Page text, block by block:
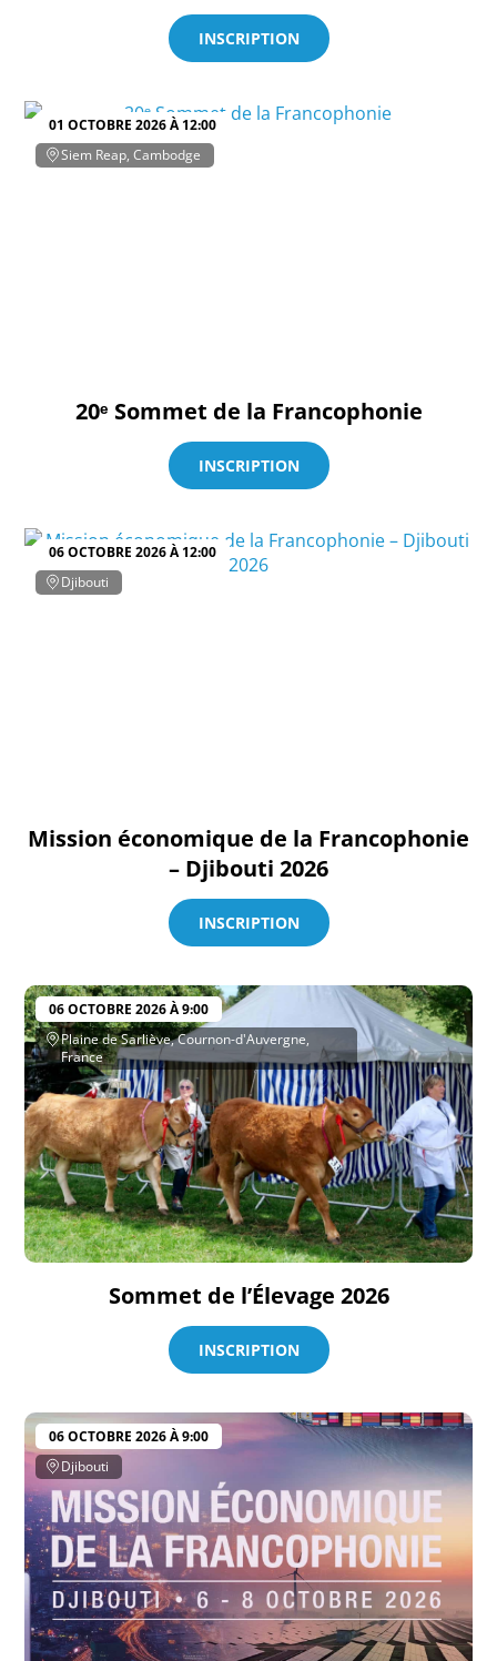
INSCRIPTION
01 OCTOBRE 2026 À 12:00
Siem Reap, Cambodge
20ᵉ Sommet de la Francophonie
INSCRIPTION
06 OCTOBRE 2026 À 12:00
Djibouti
Mission économique de la Francophonie
– Djibouti 2026
INSCRIPTION
06 OCTOBRE 2026 À 9:00
Plaine de Sarliève, Cournon-d'Auvergne,
France
Sommet de l’Élevage 2026
INSCRIPTION
06 OCTOBRE 2026 À 9:00
Djibouti